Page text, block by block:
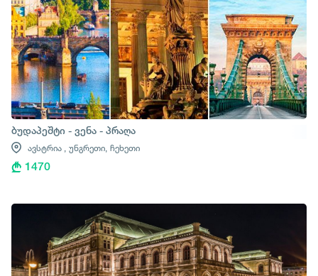
ბუდაპეშტი - ვენა - პრაღა
ავსტრია , უნგრეთი, ჩეხეთი
1470